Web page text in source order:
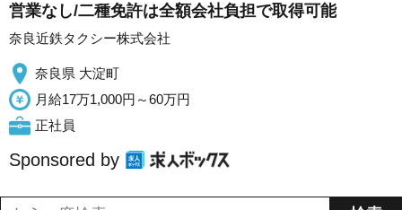
営業なし/二種免許は全額会社負担で取得可能
奈良近鉄タクシー株式会社
奈良県 大淀町
月給17万1,000円～60万円
正社員
Sponsored by